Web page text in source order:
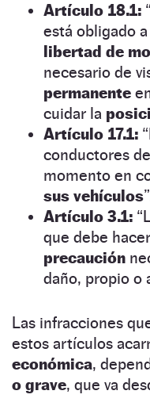
Artículo 18.1:
está obligado
libertad de
necesario de
permanente
cuidar la
Artículo 17.1:
conductores
momento en
sus vehículos
Artículo 3.1:
que debe
precaución
daño, propio o
Las infracciones
estos artículos
económica,
o grave, que va